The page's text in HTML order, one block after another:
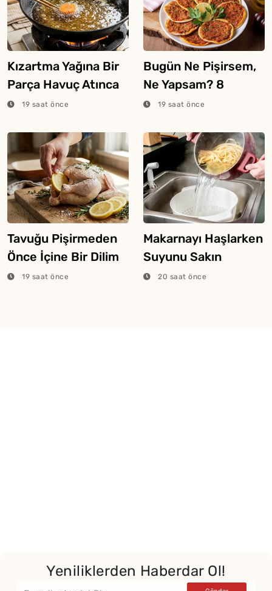
Kızartma Yağına Bir
Parça Havuç Atınca
Ne Olur?
19 saat önce
Bugün Ne Pişirsem,
Ne Yapsam? 8
Ağustos 2026
19 saat önce
Tavuğu Pişirmeden
Önce İçine Bir Dilim
Limon Atarsanız Ne
19 saat önce
Makarnayı Haşlarken
Suyunu Sakın
Dökmeyin
20 saat önce
Yeniliklerden Haberdar Ol!